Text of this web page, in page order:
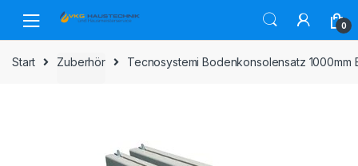
navigation
content
0
Start Zuberhör Tecnosystemi Bodenkonsolensatz